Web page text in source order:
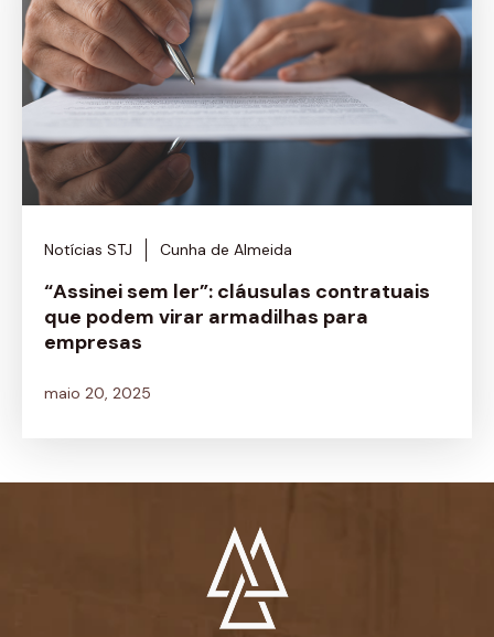
Notícias STJ Cunha de Almeida
“Assinei sem ler”: cláusulas contratuais
que podem virar armadilhas para
empresas
maio 20, 2025